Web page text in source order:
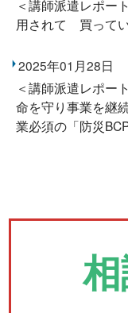
＜講師派遣レポー
用されて 買って
2025年01月28日
＜講師派遣レポー
命を守り事業を継
業必須の「防災